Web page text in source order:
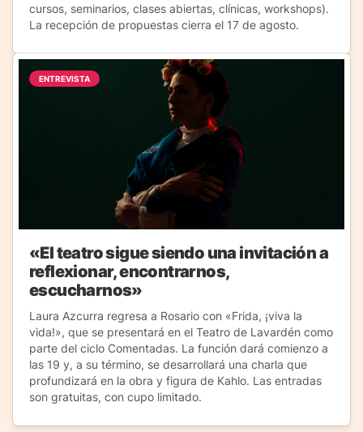
cursos, seminarios, clases abiertas, clínicas, workshops).
La recepción de propuestas cierra el 17 de agosto.
ENTREVISTA
«El teatro sigue siendo una invitación a
reflexionar, encontrarnos,
escucharnos»
Laura Azcurra regresa a Rosario con «Frida, ¡viva la
vida!», que se presentará en el Teatro de Lavardén como
parte del ciclo Comentadas. La función dará comienzo a
las 19 y, a su término, se desarrollará una charla que
profundizará en la obra y figura de Kahlo. Las entradas
son gratuitas, con cupo limitado.